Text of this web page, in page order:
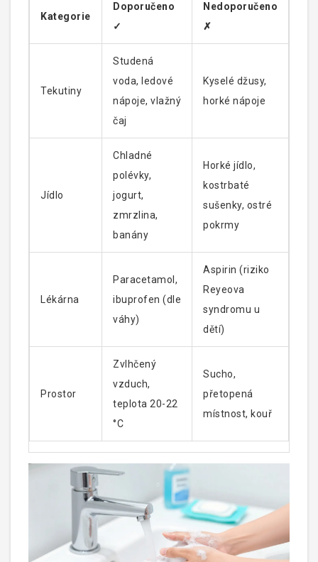
Kategorie
Doporučeno
✓
Nedoporučeno
✗
Tekutiny
Studená
voda, ledové
nápoje, vlažný
čaj
Kyselé džusy,
horké nápoje
Jídlo
Chladné
polévky,
jogurt,
zmrzlina,
banány
Horké jídlo,
kostrbaté
sušenky, ostré
pokrmy
Lékárna
Paracetamol,
ibuprofen (dle
váhy)
Aspirin (riziko
Reyeova
syndromu u
dětí)
Prostor
Zvlhčený
vzduch,
teplota 20-22
°C
Sucho,
přetopená
místnost, kouř